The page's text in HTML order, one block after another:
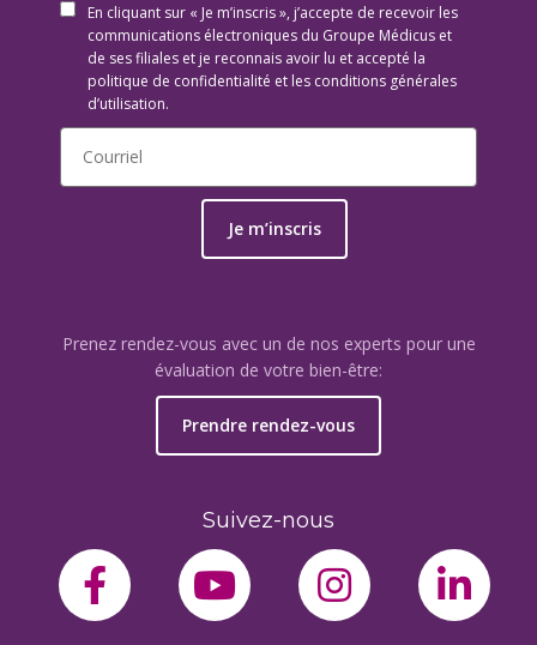
En cliquant sur « Je m’inscris », j’accepte de recevoir les
communications électroniques du Groupe Médicus et
de ses filiales et je reconnais avoir lu et accepté la
politique de confidentialité et les conditions générales
d’utilisation.
Je m’inscris
Prenez rendez-vous avec un de nos experts pour une
évaluation de votre bien-être:
Prendre rendez-vous
Suivez-nous
facebook-fyoutubeinstagram